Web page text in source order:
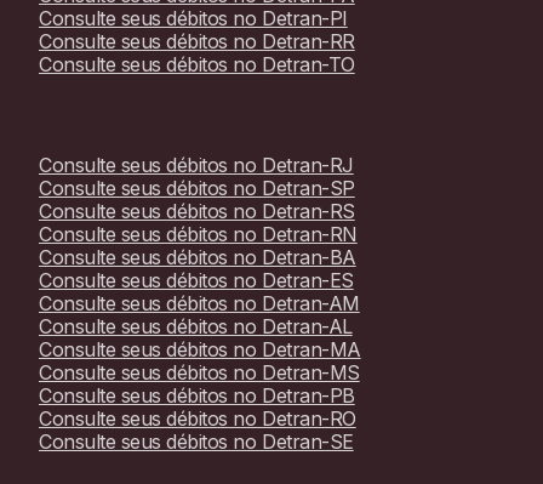
Consulte seus débitos no Detran-PI
Consulte seus débitos no Detran-RR
Consulte seus débitos no Detran-TO
Consulte seus débitos no Detran-RJ
Consulte seus débitos no Detran-SP
Consulte seus débitos no Detran-RS
Consulte seus débitos no Detran-RN
Consulte seus débitos no Detran-BA
Consulte seus débitos no Detran-ES
Consulte seus débitos no Detran-AM
Consulte seus débitos no Detran-AL
Consulte seus débitos no Detran-MA
Consulte seus débitos no Detran-MS
Consulte seus débitos no Detran-PB
Consulte seus débitos no Detran-RO
Consulte seus débitos no Detran-SE